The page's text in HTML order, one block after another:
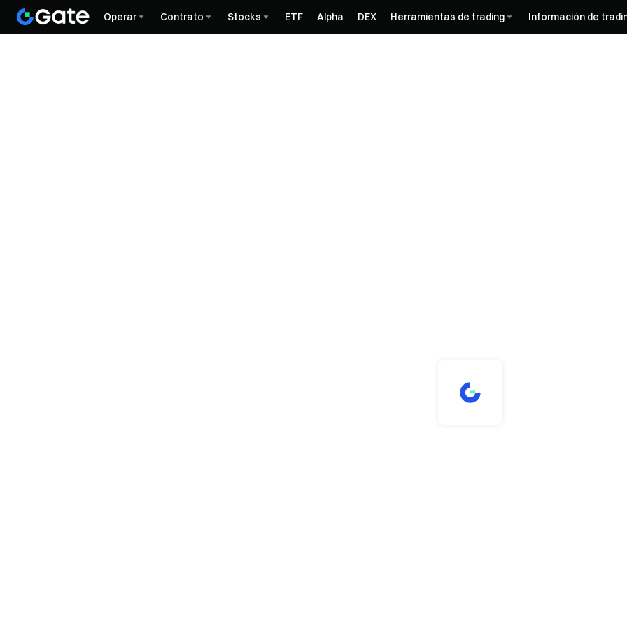
Operar Contrato Stocks ETF Alpha DEX Herramientas de trading Información de